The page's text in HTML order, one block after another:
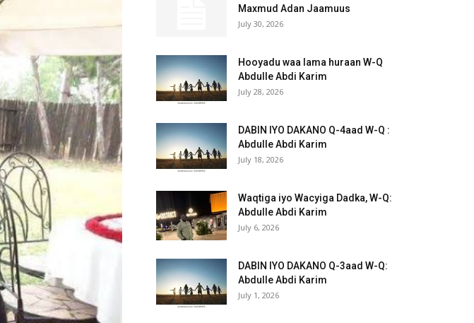
Maxmud Adan Jaamuus
July 30, 2026
Hooyadu waa lama huraan W-Q
Abdulle Abdi Karim
July 28, 2026
DABIN IYO DAKANO Q-4aad W-Q :
Abdulle Abdi Karim
July 18, 2026
Waqtiga iyo Wacyiga Dadka, W-Q:
Abdulle Abdi Karim
July 6, 2026
DABIN IYO DAKANO Q-3aad W-Q:
Abdulle Abdi Karim
July 1, 2026